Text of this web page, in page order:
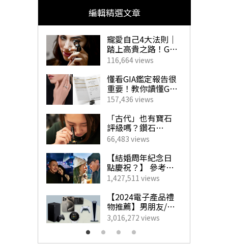
送禮長輩全攻略 | 增強免疫力方法
1. 攝取多醣體、氨基酸
說到送禮長輩，首要條件當然是從有益健康角度出發。想
送上一份合適的禮物守護長輩健康、為長輩的免疫加持最
好從「吃」開始。例如由食物攝取多醣體、氨基酸都是能
增強免疫力方法之一！多醣體是由許多個單醣連接組合而
成，其營養價值高正正因為它有助調節免疫系統及活化免
；至於氨基酸是幫助身體生成細胞和鞏固身體運作
的優質蛋白質，所以能增強免疫系統，亦有助細胞生長與
編輯精選文章
寵愛自己4大法則｜
踏上高貴之路！GIA
珠寶鑽飾必備指南
116,664 views
懂看GIA鑑定報告很
重要！教你讀懂GIA
4C外的重要訊息！
揀珠寶商如挑對醫
生 挑選心儀寶石不
求人！
157,436 views
「古代」也有寶石
評級嗎？鑽石
「4C」是如何創
立？一文帶你了解
GIA對鑽石鑑定的影
響力！
66,483 views
【結婚周年紀念日
點慶祝？】 參考男
藝人甜蜜慶祝點子
為另一半製造驚
喜！
1,427,511 views
【2024電子產品禮
物推薦】男朋友/老
公最想收到的實用
生日禮物
3,016,272 views